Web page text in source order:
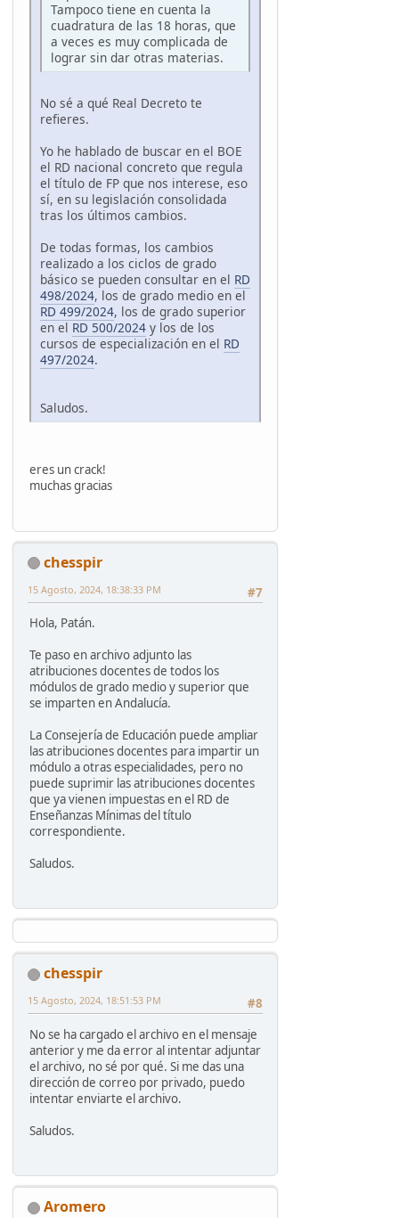
Tampoco tiene en cuenta la
cuadratura de las 18 horas, que
a veces es muy complicada de
lograr sin dar otras materias.
No sé a qué Real Decreto te
refieres.
Yo he hablado de buscar en el BOE
el RD nacional concreto que regula
el título de FP que nos interese, eso
sí, en su legislación consolidada
tras los últimos cambios.
De todas formas, los cambios
realizado a los ciclos de grado
básico se pueden consultar en el RD
498/2024, los de grado medio en el
RD 499/2024, los de grado superior
en el RD 500/2024 y los de los
cursos de especialización en el RD
497/2024.
Saludos.
eres un crack!
muchas gracias
chesspir
#7
15 Agosto, 2024, 18:38:33 PM
Hola, Patán.
Te paso en archivo adjunto las
atribuciones docentes de todos los
módulos de grado medio y superior que
se imparten en Andalucía.
La Consejería de Educación puede ampliar
las atribuciones docentes para impartir un
módulo a otras especialidades, pero no
puede suprimir las atribuciones docentes
que ya vienen impuestas en el RD de
Enseñanzas Mínimas del título
correspondiente.
Saludos.
chesspir
#8
15 Agosto, 2024, 18:51:53 PM
No se ha cargado el archivo en el mensaje
anterior y me da error al intentar adjuntar
el archivo, no sé por qué. Si me das una
dirección de correo por privado, puedo
intentar enviarte el archivo.
Saludos.
Aromero